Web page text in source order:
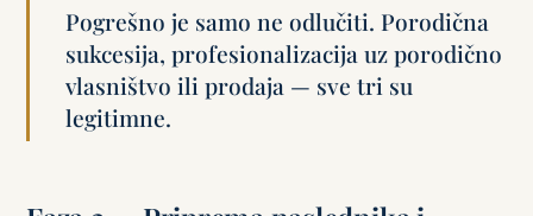
Pogrešno je samo ne odlučiti. Porodična
sukcesija, profesionalizacija uz porodično
vlasništvo ili prodaja — sve tri su
legitimne.